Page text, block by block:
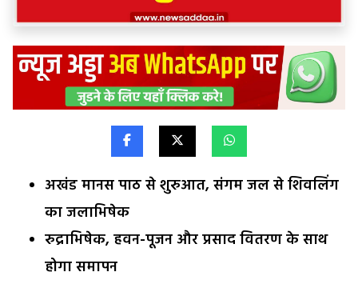
अखंड मानस पाठ से शुरुआत, संगम जल से शिवलिंग
का जलाभिषेक
रुद्राभिषेक, हवन-पूजन और प्रसाद वितरण के साथ
होगा समापन